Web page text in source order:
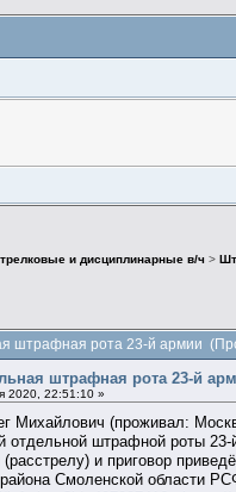
и дисциплинарные в/ч >
штрафная рота 23-й армии
штрафная рота 23-й
2020, 22:51:10 »
Михайлович (проживал:
отдельной штрафной роты
(расстрелу) и приговор
района Смоленской области